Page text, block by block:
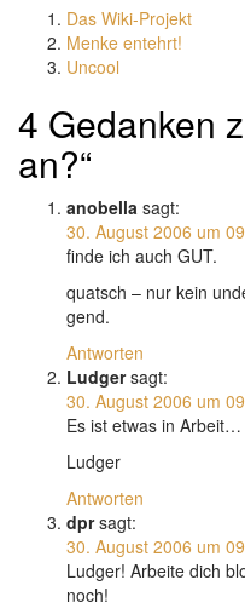
Das Wiki-Projekt
Menke entehrt!
Uncool
4 Gedanken
an?“
anobella sagt:
30. August 2006 um
finde ich auch GUT.
quatsch – nur kein
gend.
Antworten
Ludger sagt:
30. August 2006 um
Es ist etwas in Arbeit…
Ludger
Antworten
dpr sagt:
30. August 2006 um
Ludger! Arbeite dich
noch!